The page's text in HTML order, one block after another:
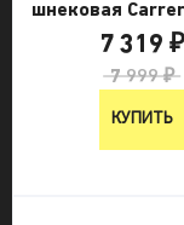
шнековая
7 319 ₽
7 999 ₽
КУПИТЬ